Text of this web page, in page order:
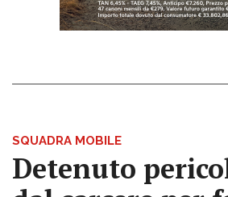
SQUADRA MOBILE
Detenuto